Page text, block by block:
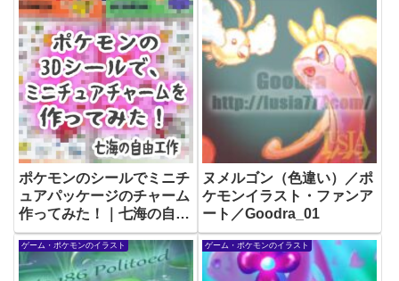
ポケモンのシールでミニチ
ュアパッケージのチャーム
作ってみた！｜七海の自由
工作-5
ヌメルゴン（色違い）／ポ
ケモンイラスト・ファンア
ート／Goodra_01
ゲーム・ポケモンのイラスト ゲーム・ポケモンのイラスト